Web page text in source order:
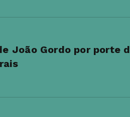
João Gordo por porte